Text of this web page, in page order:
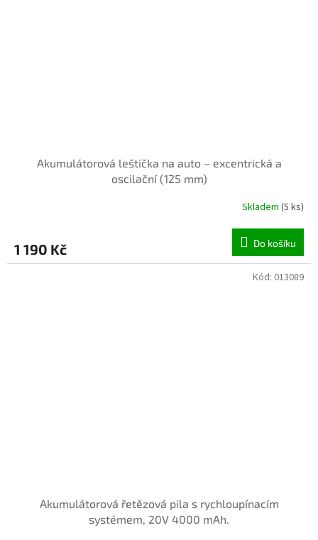
Akumulátorová leštička na auto – excentrická a
oscilační (125 mm)
Skladem (5 ks)
1 190 Kč Do košíku
Akumulátorová řetězová pila s rychloupínacím
systémem, 20V 4000 mAh.
Kód: 013089